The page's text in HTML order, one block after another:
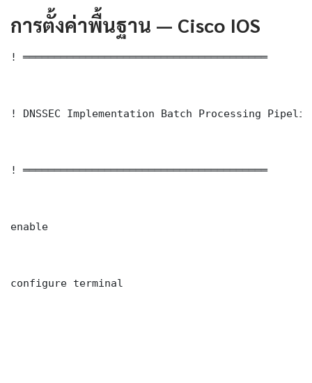
การตั้งค่าพื้นฐาน — Cisco IOS
! ═══════════════════════════════════════
! DNSSEC Implementation Batch Processing
! ═══════════════════════════════════════
enable
configure terminal